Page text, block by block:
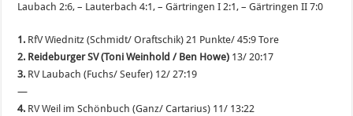
Laubach 2:6, – Lauterbach 4:1, – Gärtringen I 2:1, – Gärtringen II 7:0
1. RfV Wiednitz (Schmidt/ Oraftschik) 21 Punkte/ 45:9 Tore
2. Reideburger SV (Toni Weinhold / Ben Howe) 13/ 20:17
3. RV Laubach (Fuchs/ Seufer) 12/ 27:19
—
4. RV Weil im Schönbuch (Ganz/ Cartarius) 11/ 13:22